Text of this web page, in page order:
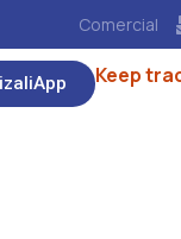
Comercial
Keep